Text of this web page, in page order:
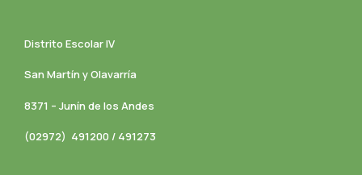
Distrito Escolar IV
San Martín y Olavarría
8371 – Junín de los Andes
(02972) 491200 / 491273